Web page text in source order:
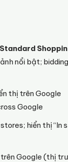
nổi bật;
thị trên Google
Google
hiển thị “In
Google (thị